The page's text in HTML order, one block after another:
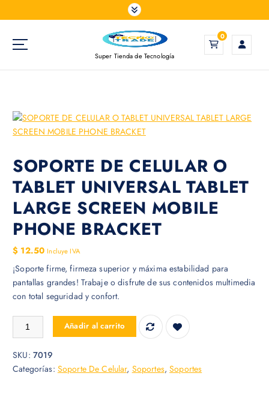
a
Super Tienda de Tecnología
0
SOPORTE DE CELULAR O
TABLET UNIVERSAL TABLET
LARGE SCREEN MOBILE
PHONE BRACKET
$ 12.50 Incluye IVA
¡Soporte firme, firmeza superior y máxima estabilidad para
pantallas grandes! Trabaje o disfrute de sus contenidos multimedia
con total seguridad y confort.
SOPORTE DE CELULAR O TABLET UNIVERSAL TABLET LARGE
Añadir al carrito
SKU: 7019
Categorías: Soporte De Celular, Soportes,Soportes